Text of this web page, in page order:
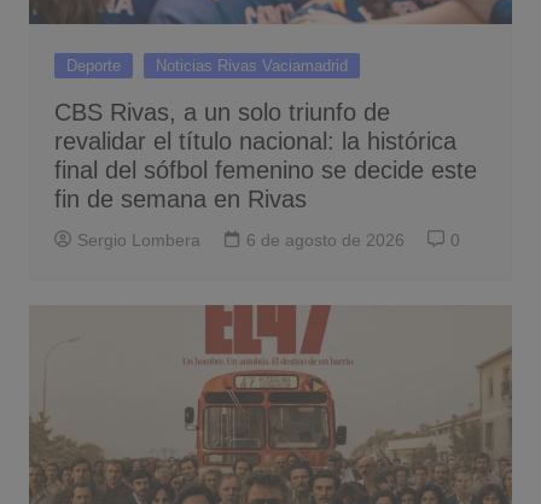
Deporte Noticias Rivas Vaciamadrid
CBS Rivas, a un solo triunfo de
revalidar el título nacional: la histórica
final del sófbol femenino se decide este
fin de semana en Rivas
Sergio Lombera 6 de agosto de 2026 0